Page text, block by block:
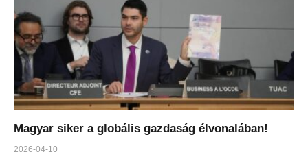
Magyar siker a globális gazdaság élvonalában!
2026-04-10